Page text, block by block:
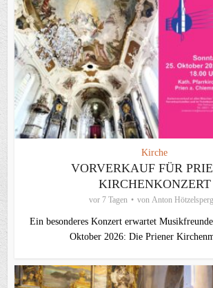
Kirche
VORVERKAUF FÜR
KIRCHENKONZERT
vor 7 Tagen von Anton
Ein besonderes Konzert erwartet
Oktober 2026: Die Priener